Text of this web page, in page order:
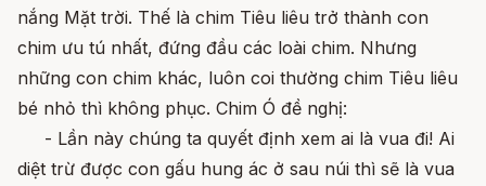
nắng Mặt trời. Thế là chim Tiêu liêu trở thành con
chim ưu tú nhất, đứng đầu các loài chim. Nhưng
những con chim khác, luôn coi thường chim Tiêu liêu
bé nhỏ thì không phục. Chim Ó đề nghị:
- Lần này chúng ta quyết định xem ai là vua đi! Ai
diệt trừ được con gấu hung ác ở sau núi thì sẽ là vua